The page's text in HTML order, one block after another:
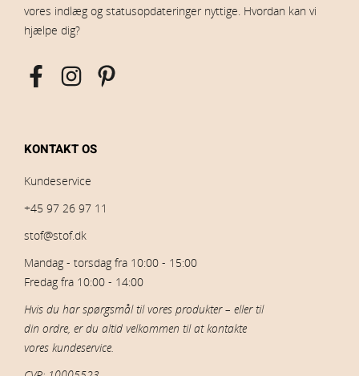
vores indlæg og statusopdateringer nyttige. Hvordan kan vi
hjælpe dig?
KONTAKT OS
Kundeservice
+45 97 26 97 11
stof@stof.dk
Mandag - torsdag fra 10:00 - 15:00
Fredag fra 10:00 - 14:00
Hvis du har spørgsmål til vores produkter – eller til
din ordre, er du altid velkommen til at kontakte
vores kundeservice.